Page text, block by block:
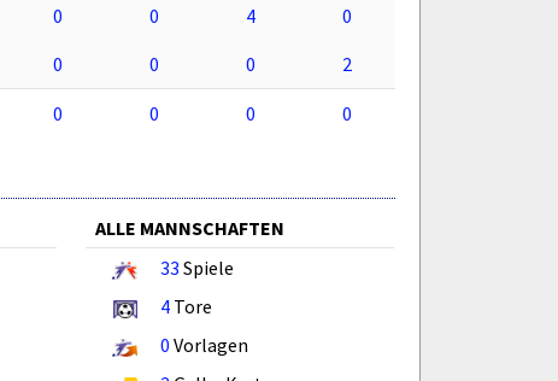
0 0 4
0
0 0 0 2
0 0 0 0
ALLE MANNSCHAFTEN
33 Spiele
4 Tore
0 Vorlagen